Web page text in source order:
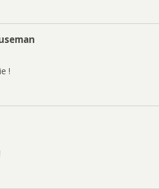
!